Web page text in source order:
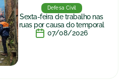
Defesa Civil
Sexta-feira de trabalho nas
ruas por causa do temporal
07/08/2026